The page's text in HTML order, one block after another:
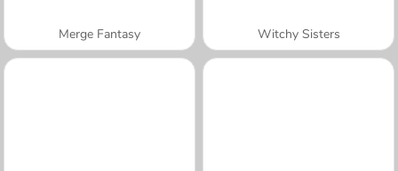
Merge Fantasy Witchy Sisters